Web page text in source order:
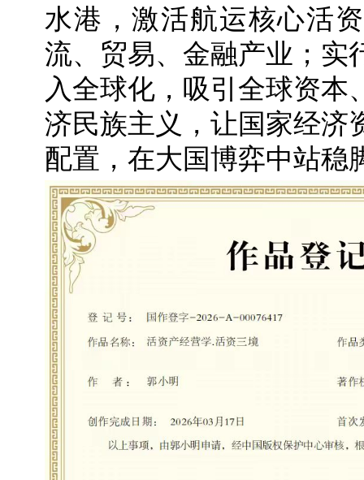
水港，激活航运核心活
流、贸易、金融产业；实
入全球化，吸引全球资本
济民族主义，让国家经济
配置，在大国博弈中站稳